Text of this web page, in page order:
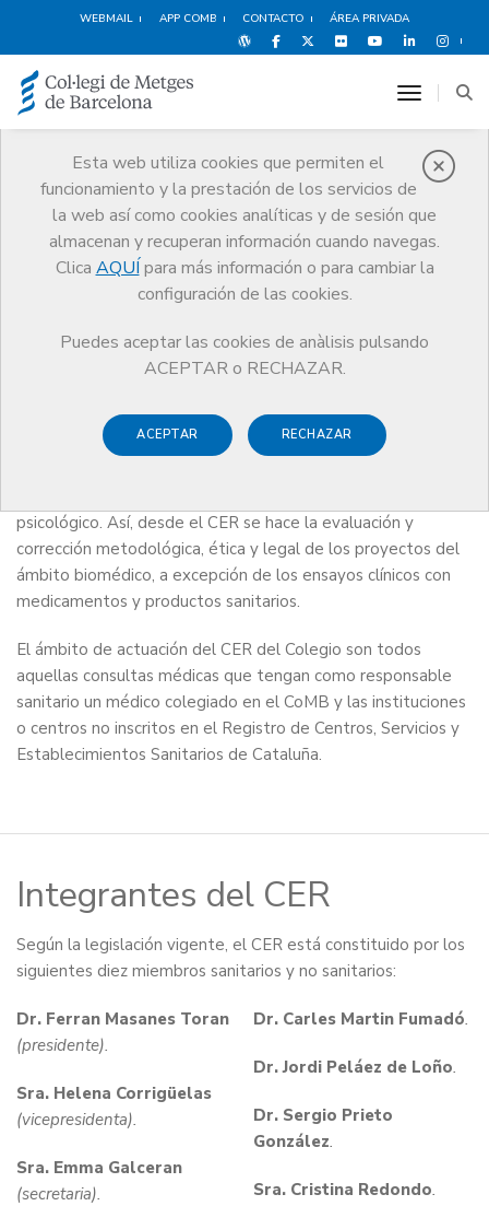
WEBMAIL APP COMB CONTACTO ÁREA PRIVADA
Esta web utiliza cookies que permiten el
funcionamiento y la prestación de los servicios de
la web así como cookies analíticas y de sesión que
almacenan y recuperan información cuando navegas.
Clica AQUÍ para más información o para cambiar la
configuración de las cookies.
Puedes aceptar las cookies de anàlisis pulsando
ACEPTAR o RECHAZAR.
ACEPTAR RECHAZAR
toggle
Comité de Ética de
Investigación
Servicios Ejercicio Comité de Ética de investigación
Médicos de Barcelona, constituido en el año 2016, tiene
como misión velar por la seguridad, el bienestar y los
psicológico. Así, desde el CER se hace la evaluación y
corrección metodológica, ética y legal de los proyectos del
ámbito biomédico, a excepción de los ensayos clínicos con
medicamentos y productos sanitarios.
El ámbito de actuación del CER del Colegio son todos
aquellas consultas médicas que tengan como responsable
sanitario un médico colegiado en el CoMB y las instituciones
o centros no inscritos en el Registro de Centros, Servicios y
Establecimientos Sanitarios de Cataluña.
Integrantes del CER
Según la legislación vigente, el CER está constituido por los
siguientes diez miembros sanitarios y no sanitarios:
Dr. Ferran Masanes Toran
(presidente).
Sra. Helena Corrigüelas
(vicepresidenta).
Sra. Emma Galceran
(secretaria).
Dr. Carles Martin Fumadó.
Dr. Jordi Peláez de Loño.
Dr. Sergio Prieto
González.
Sra. Cristina Redondo.